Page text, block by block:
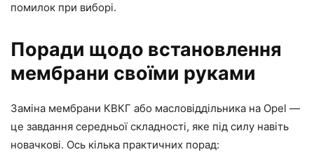
помилок при виборі.
Поради щодо встановлення
мембрани своїми руками
Заміна мембрани КВКГ або масловіддільника на Opel —
це завдання середньої складності, яке під силу навіть
новачкові. Ось кілька практичних порад: